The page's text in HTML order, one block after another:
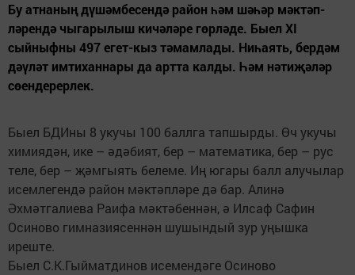
Бу атнаның дүшәмбесендә район һәм шәһәр мәктәп­
ләрендә чыгарылыш кичәләре гөрләде. Быел XI
сыйныфны 497 егет-кыз тәмамлады. Ниһаять, бердәм
дәүләт имтиханнары да артта калды. Һәм нәтиҗәләр
сөендерерлек.
Быел БДИны 8 укучы 100 баллга тапшырды. Өч укучы
химиядән, ике – әдәбият, бер – математика, бер – рус
теле, бер – җәмгыять белеме. Иң югары балл алучылар
исемлегендә район мәктәпләре дә бар. Алинә
Әхмәтгалиева Раифа мәктәбеннән, ә Илсаф Сафин
Осиново гимназиясеннән шушындый зур уңышка
иреште.
Быел С.К.Гыйматдинов исемендәге Осиново